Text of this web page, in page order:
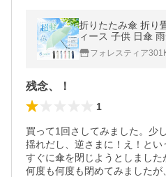
折りたたみ傘 折り
ィース 子供 日傘
光 UVカット
買 フォレスティア
残念、！
1
買って1回さしてみました。少
揺れだし、逆さまに！え！とい
すぐに傘を閉じようとしました
何度も何度も閉めてみました